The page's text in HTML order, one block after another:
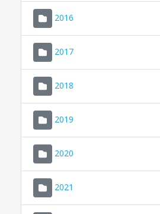
2016
2017
2018
2019
2020
2021